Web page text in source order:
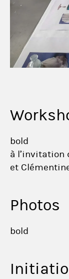
bold
à l’invitation
et
Photos
bold